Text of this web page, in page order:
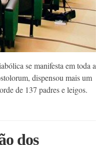
se manifesta em toda a
dispensou mais um
de 137 padres e leigos.
dos